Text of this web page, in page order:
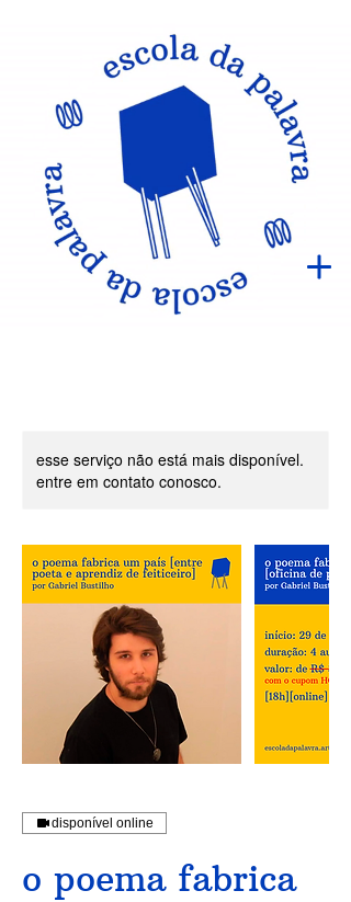
esse serviço não está mais disponível.
entre em contato conosco.
disponível online
o poema fabrica